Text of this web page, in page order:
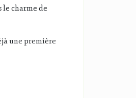
le charme de
une première